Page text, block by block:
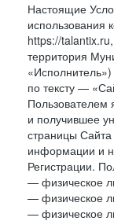
Настоящие
использования
https://
территория
по тексту —
Пользователем
и получившее
страницы
информации и
Регистрации.
— физическое
— физическое
— физическое